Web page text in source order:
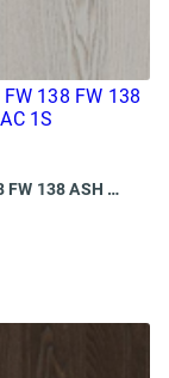
FW 138 Паркетная доска Floorwood FW 138 FW 138 ASH Madison PREMIUM WHITE MATT LAC 1S (1800x138x14 мм)